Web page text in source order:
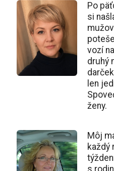
Po
si
vozí
druhý
len
ženy.
Môj
každý